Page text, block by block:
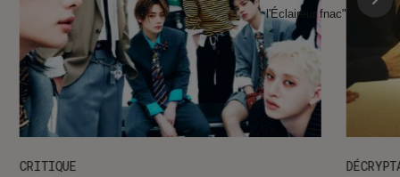
CRITIQUE
l'Éclaireur fnac">